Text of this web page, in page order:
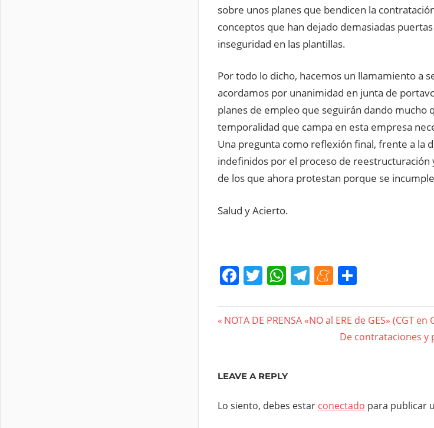
sobre unos planes que bendicen la
conceptos que han dejado demasiadas
inseguridad en las plantillas.
Por todo lo dicho, hacemos un llamamiento a
acordamos por unanimidad en junta de
planes de empleo que seguirán dando mucho
temporalidad que campa en esta empresa
Una pregunta como reflexión final, frente a la
indefinidos por el proceso de
de los que ahora protestan porque se
Salud y Acierto.
Facebook
Twitter
WhatsApp
Telegram
Meneame
Navegación
entradas
Previous
NOTA DE PRENSA «NO al ERE de GES» (CGT
Next
De contrataciones y
LEAVE A REPLY
Lo siento, debes estar conectado para publicar